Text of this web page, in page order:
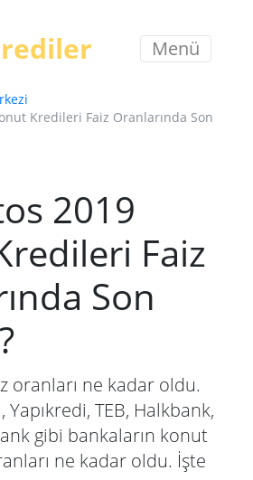
Menü
Kredileri Faiz Oranlarında Son
2019
Faiz
Son
oranları ne kadar oldu.
Yapıkredi, TEB, Halkbank,
gibi bankaların konut
ne kadar oldu. İşte